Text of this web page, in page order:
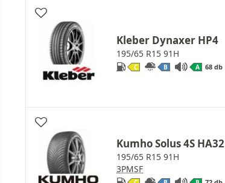
Kleber Dynaxer HP4
195/65 R15 91H
C B A 68 db
Kumho Solus 4S HA32
195/65 R15 91H
3PMSF